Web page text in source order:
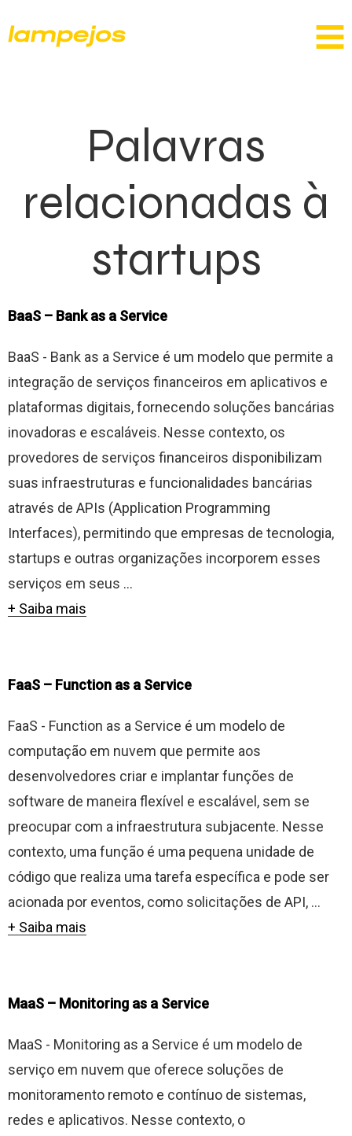
Palavras
relacionadas à
startups
BaaS – Bank as a Service
BaaS - Bank as a Service é um modelo que permite a
integração de serviços financeiros em aplicativos e
plataformas digitais, fornecendo soluções bancárias
inovadoras e escaláveis. Nesse contexto, os
provedores de serviços financeiros disponibilizam
suas infraestruturas e funcionalidades bancárias
através de APIs (Application Programming
Interfaces), permitindo que empresas de tecnologia,
startups e outras organizações incorporem esses
serviços em seus ...
+ Saiba mais
FaaS – Function as a Service
FaaS - Function as a Service é um modelo de
computação em nuvem que permite aos
desenvolvedores criar e implantar funções de
software de maneira flexível e escalável, sem se
preocupar com a infraestrutura subjacente. Nesse
contexto, uma função é uma pequena unidade de
código que realiza uma tarefa específica e pode ser
acionada por eventos, como solicitações de API, ...
+ Saiba mais
MaaS – Monitoring as a Service
MaaS - Monitoring as a Service é um modelo de
serviço em nuvem que oferece soluções de
monitoramento remoto e contínuo de sistemas,
redes e aplicativos. Nesse contexto, o